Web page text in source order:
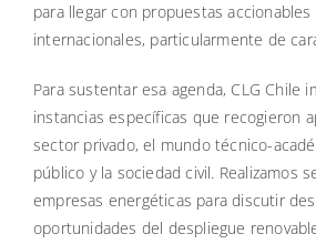
para llegar con propuestas accionables
internacionales, particularmente de
Para sustentar esa agenda, CLG Chile
instancias específicas que recogieron
sector privado, el mundo técnico-
público y la sociedad civil. Realizamos
empresas energéticas para discutir
oportunidades del despliegue